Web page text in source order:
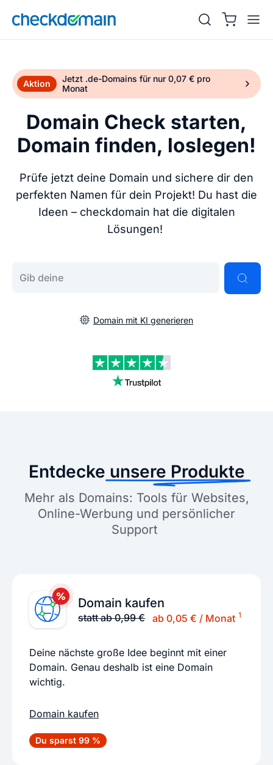
Aktion
Jetzt .de-Domains für nur 0,07 € pro
Monat
Domain Check starten,
Domain finden, loslegen!
Prüfe jetzt deine Domain und sichere dir den
perfekten Namen für dein Projekt! Du hast die
Ideen – checkdomain hat die digitalen
Lösungen!
Domain mit KI generieren
Entdecke unsere Produkte
Mehr als Domains: Tools für Websites,
Online-Werbung und persönlicher
Support
Domain kaufen
statt ab 0,99 € ab 0,05 € / Monat 1
Deine nächste große Idee beginnt mit einer
Domain. Genau deshalb ist eine Domain
wichtig.
Domain kaufen
Du sparst 99 %